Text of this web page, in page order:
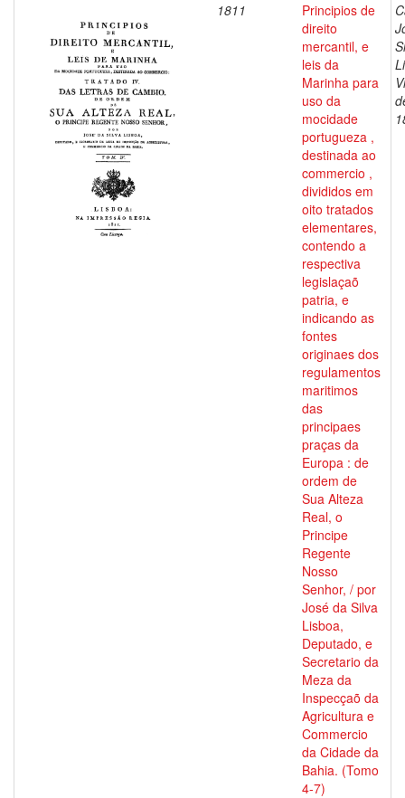
1811
Principios de
direito
mercantil, e
leis da
Marinha para
uso da
mocidade
portugueza ,
destinada ao
commercio ,
divididos em
oito tratados
elementares,
contendo a
respectiva
legislaçaõ
patria, e
indicando as
fontes
originaes dos
regulamentos
maritimos
das
principaes
praças da
Europa : de
ordem de
Sua Alteza
Real, o
Principe
Regente
Nosso
Senhor, / por
José da Silva
Lisboa,
Deputado, e
Secretario da
Meza da
Inspecçaõ da
Agricultura e
Commercio
da Cidade da
Bahia. (Tomo
4-7)